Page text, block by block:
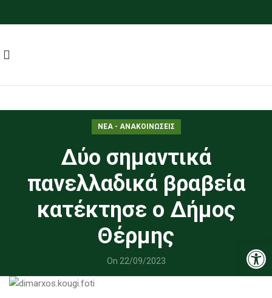
ΝΕΑ - ΑΝΑΚΟΙΝΩΣΕΙΣ
Δύο σημαντικά
πανελλαδικά βραβεία
κατέκτησε ο Δήμος
Θέρμης
On 22/09/2023